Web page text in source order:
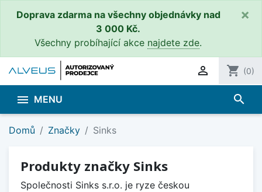
Doprava zdarma na všechny objednávky nad
3 000 Kč.
Všechny probíhající akce najdete zde.
×
 shopping_cart (0)
 MENU search
Domů Značky Sinks
Produkty značky Sinks
Společnosti Sinks s.r.o. je ryze českou